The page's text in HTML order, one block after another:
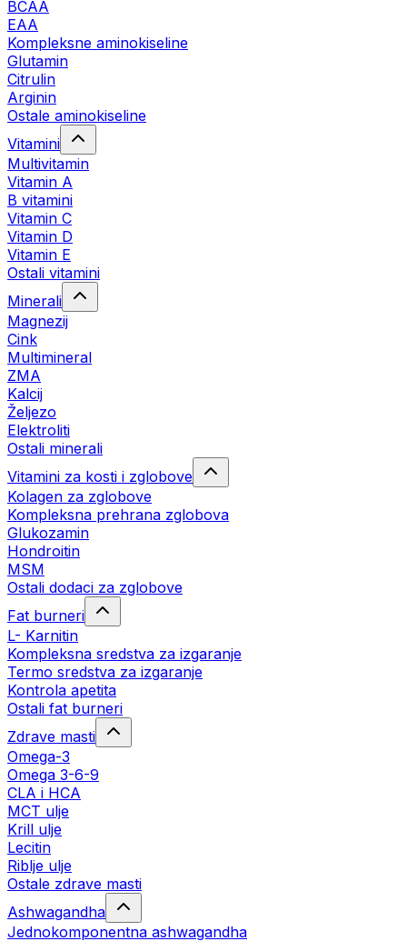
BCAA
EAA
Kompleksne aminokiseline
Glutamin
Citrulin
Arginin
Ostale aminokiseline
Vitamini
Multivitamin
Vitamin A
B vitamini
Vitamin C
Vitamin D
Vitamin E
Ostali vitamini
Minerali
Magnezij
Cink
Multimineral
ZMA
Kalcij
Željezo
Elektroliti
Ostali minerali
Vitamini za kosti i zglobove
Kolagen za zglobove
Kompleksna prehrana zglobova
Glukozamin
Hondroitin
MSM
Ostali dodaci za zglobove
Fat burneri
L- Karnitin
Kompleksna sredstva za izgaranje
Termo sredstva za izgaranje
Kontrola apetita
Ostali fat burneri
Zdrave masti
Omega-3
Omega 3-6-9
CLA i HCA
MCT ulje
Krill ulje
Lecitin
Riblje ulje
Ostale zdrave masti
Ashwagandha
Jednokomponentna ashwagandha